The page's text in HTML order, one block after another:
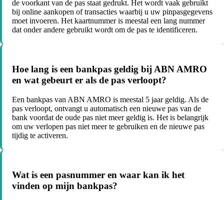
de voorkant van de pas staat gedrukt. Het wordt vaak gebruikt
bij online aankopen of transacties waarbij u uw pinpasgegevens
moet invoeren. Het kaartnummer is meestal een lang nummer
dat onder andere gebruikt wordt om de pas te identificeren.
Hoe lang is een bankpas geldig bij ABN AMRO
en wat gebeurt er als de pas verloopt?
Een bankpas van ABN AMRO is meestal 5 jaar geldig. Als de
pas verloopt, ontvangt u automatisch een nieuwe pas van de
bank voordat de oude pas niet meer geldig is. Het is belangrijk
om uw verlopen pas niet meer te gebruiken en de nieuwe pas
tijdig te activeren.
Wat is een pasnummer en waar kan ik het
vinden op mijn bankpas?